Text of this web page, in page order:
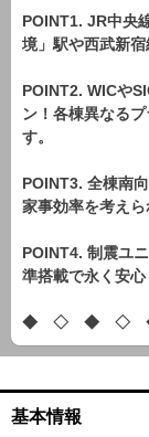
POINT1. JR中央
境」駅や西武新
POINT2. WICや
ン！各棟異なる
す。
POINT3. 全棟南
家事効率を考え
POINT4. 制震ユ
準搭載で永く安
◆ ◇ ◆ ◇
基本情報